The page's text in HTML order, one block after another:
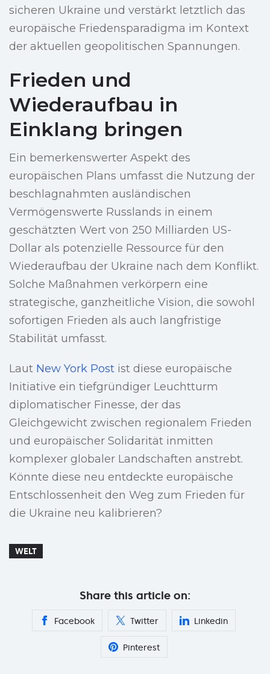
sicheren Ukraine und verstärkt letztlich das
europäische Friedensparadigma im Kontext
der aktuellen geopolitischen Spannungen.
Frieden und
Wiederaufbau in
Einklang bringen
Ein bemerkenswerter Aspekt des
europäischen Plans umfasst die Nutzung der
beschlagnahmten ausländischen
Vermögenswerte Russlands in einem
geschätzten Wert von 250 Milliarden US-
Dollar als potenzielle Ressource für den
Wiederaufbau der Ukraine nach dem Konflikt.
Solche Maßnahmen verkörpern eine
strategische, ganzheitliche Vision, die sowohl
sofortigen Frieden als auch langfristige
Stabilität umfasst.
Laut New York Post ist diese europäische
Initiative ein tiefgründiger Leuchtturm
diplomatischer Finesse, der das
Gleichgewicht zwischen regionalem Frieden
und europäischer Solidarität inmitten
komplexer globaler Landschaften anstrebt.
Könnte diese neu entdeckte europäische
Entschlossenheit den Weg zum Frieden für
die Ukraine neu kalibrieren?
WELT
Share this article on:
Facebook Twitter Linkedin
Pinterest